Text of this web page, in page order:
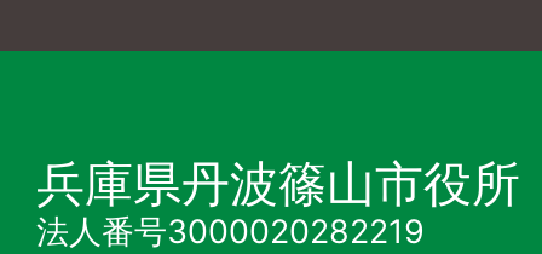
兵庫県丹波篠山市役所
法人番号3000020282219